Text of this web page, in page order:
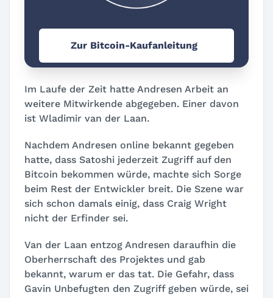
Zur Bitcoin-Kaufanleitung
Im Laufe der Zeit hatte Andresen Arbeit an
weitere Mitwirkende abgegeben. Einer davon
ist Wladimir van der Laan.
Nachdem Andresen online bekannt gegeben
hatte, dass Satoshi jederzeit Zugriff auf den
Bitcoin bekommen würde, machte sich Sorge
beim Rest der Entwickler breit. Die Szene war
sich schon damals einig, dass Craig Wright
nicht der Erfinder sei.
Van der Laan entzog Andresen daraufhin die
Oberherrschaft des Projektes und gab
bekannt, warum er das tat. Die Gefahr, dass
Gavin Unbefugten den Zugriff geben würde, sei